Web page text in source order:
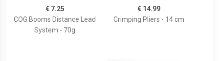
€ 7.25
COG Booms Distance Lead
System - 70g
€ 14.99
Crimping Pliers - 14 cm